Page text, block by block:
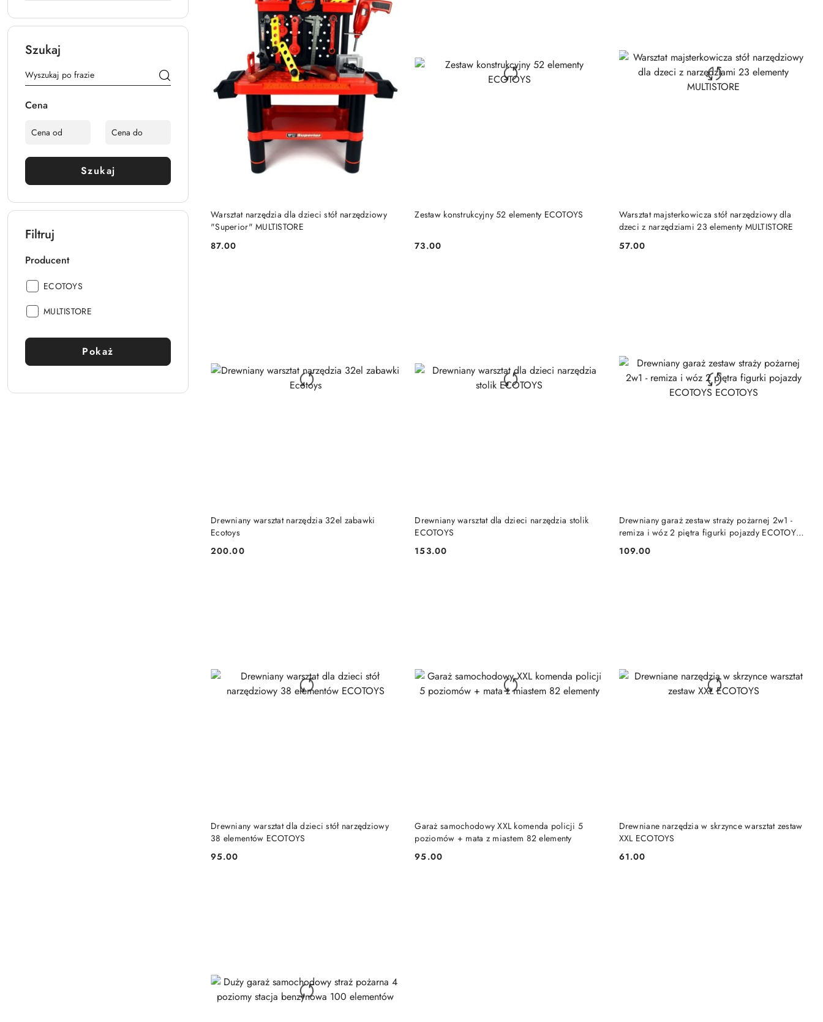
Szukaj
Cena
Szukaj
Filtruj
Producent
Producent:
ECOTOYS
Producent:
MULTISTORE
Pokaż
Warsztat narzędzia dla dzieci stół narzędziowy
"Superior" MULTISTORE
Cena:
87.00
DO KOSZYKA Zestaw konstrukcyjny 52 elementy ECOTOYS
Cena:
73.00
DO KOSZYKA
Warsztat majsterkowicza stół narzędziowy dla
dzeci z narzędziami 23 elementy MULTISTORE
Cena:
57.00
DO KOSZYKA
Drewniany warsztat narzędzia 32el zabawki
Ecotoys
Cena:
200.00
PRODUKT NIEDOSTĘPNY
Drewniany warsztat dla dzieci narzędzia stolik
ECOTOYS
Cena:
153.00
PRODUKT NIEDOSTĘPNY
Drewniany garaż zestaw straży pożarnej 2w1 -
remiza i wóz 2 piętra figurki pojazdy ECOTOYS
Cena:
109.00
Drewniany warsztat dla dzieci stół narzędziowy
38 elementów ECOTOYS
Cena:
95.00
PRODUKT NIEDOSTĘPNY
Garaż samochodowy XXL komenda policji 5
poziomów + mata z miastem 82 elementy
Cena:
95.00
PRODUKT NIEDOSTĘPNY
Drewniane narzędzia w skrzynce warsztat zestaw
XXL ECOTOYS
Cena:
61.00
PRODUKT NIEDOSTĘPNY